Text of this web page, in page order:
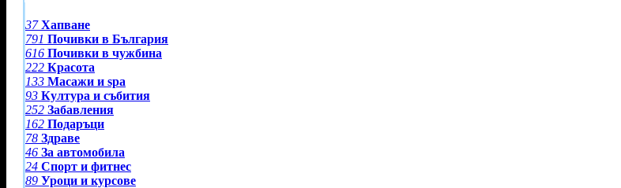
37 Хапване
791 Почивки в България
616 Почивки в чужбина
222 Красота
133 Масажи и spa
93 Култура и събития
252 Забавления
162 Подаръци
78 Здраве
46 За автомобила
24 Спорт и фитнес
89 Уроци и курсове